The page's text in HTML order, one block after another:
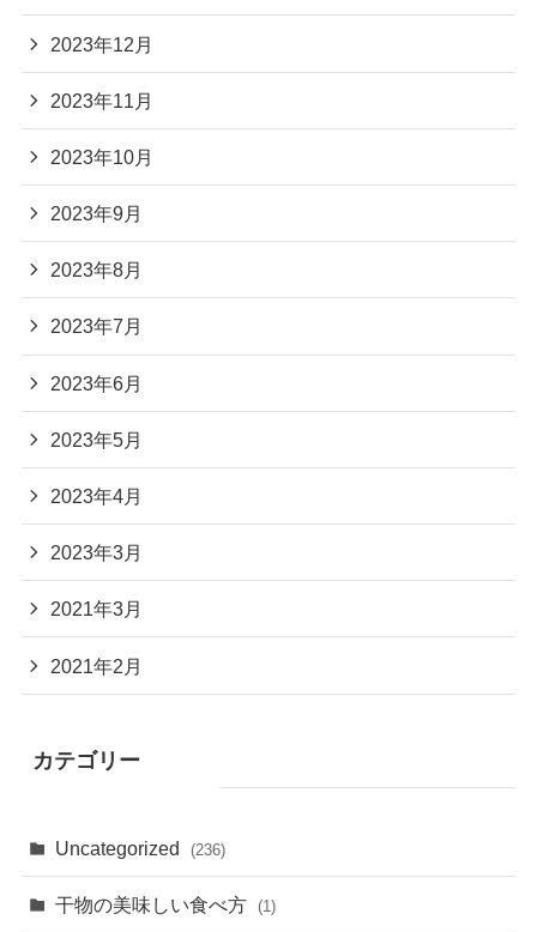
2023年12月
2023年11月
2023年10月
2023年9月
2023年8月
2023年7月
2023年6月
2023年5月
2023年4月
2023年3月
2021年3月
2021年2月
カテゴリー
Uncategorized (236)
干物の美味しい食べ方 (1)